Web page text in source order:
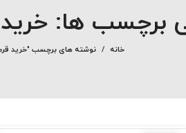
برچسب ها:
خانه نوشته های برچسب "خرید